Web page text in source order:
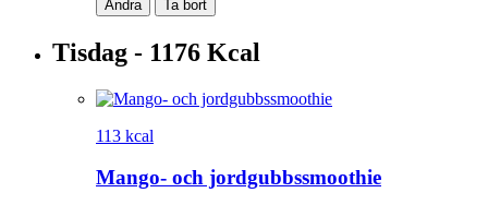
Ändra Ta bort
Tisdag - 1176 Kcal
113 kcal
Mango- och jordgubbssmoothie